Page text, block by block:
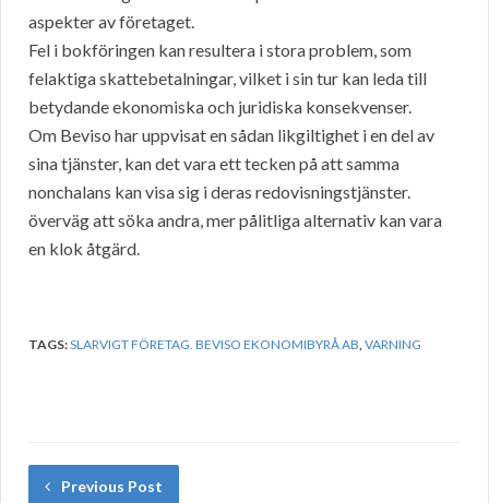
aspekter av företaget.
Fel i bokföringen kan resultera i stora problem, som
felaktiga skattebetalningar, vilket i sin tur kan leda till
betydande ekonomiska och juridiska konsekvenser.
Om Beviso har uppvisat en sådan likgiltighet i en del av
sina tjänster, kan det vara ett tecken på att samma
nonchalans kan visa sig i deras redovisningstjänster.
överväg att söka andra, mer pålitliga alternativ kan vara
en klok åtgärd.
TAGS:SLARVIGT FÖRETAG. BEVISO EKONOMIBYRÅ AB,VARNING
Previous Post